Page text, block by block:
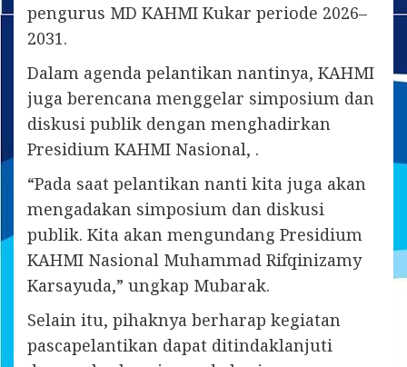
pengurus MD KAHMI Kukar periode 2026–
2031.
Dalam agenda pelantikan nantinya, KAHMI
juga berencana menggelar simposium dan
diskusi publik dengan menghadirkan
Presidium KAHMI Nasional, .
“Pada saat pelantikan nanti kita juga akan
mengadakan simposium dan diskusi
publik. Kita akan mengundang Presidium
KAHMI Nasional Muhammad Rifqinizamy
Karsayuda,” ungkap Mubarak.
Selain itu, pihaknya berharap kegiatan
pascapelantikan dapat ditindaklanjuti